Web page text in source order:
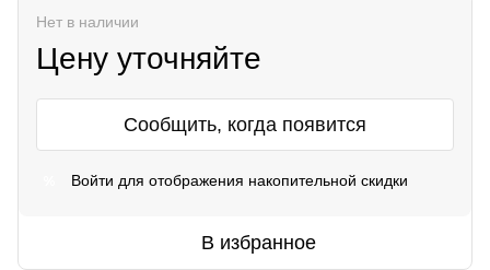
Нет в наличии
Цену уточняйте
Сообщить, когда появится
Войти для отображения накопительной скидки
В избранное